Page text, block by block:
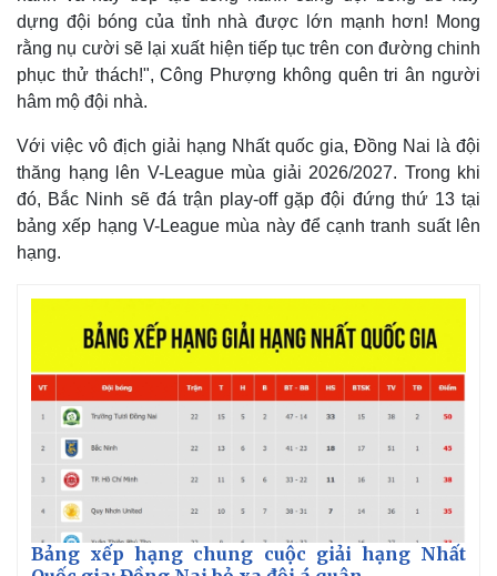
Infographic
dựng đội bóng của tỉnh nhà được lớn mạnh hơn! Mong
rằng nụ cười sẽ lại xuất hiện tiếp tục trên con đường chinh
phục thử thách!", Công Phượng không quên tri ân người
hâm mộ đội nhà.
Với việc vô địch giải hạng Nhất quốc gia, Đồng Nai là đội
thăng hạng lên V-League mùa giải 2026/2027. Trong khi
đó, Bắc Ninh sẽ đá trận play-off gặp đội đứng thứ 13 tại
bảng xếp hạng V-League mùa này để cạnh tranh suất lên
hạng.
Bảng xếp hạng chung cuộc giải hạng Nhất